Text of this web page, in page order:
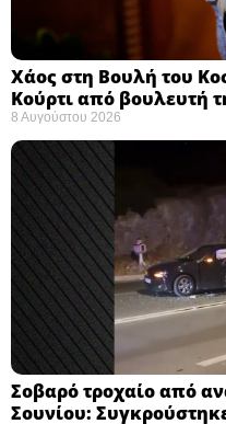
Χάος στη Βουλή του
Κούρτι από βουλευτή
8 Αυγούστου 2026
Σοβαρό τροχαίο από
Σουνίου: